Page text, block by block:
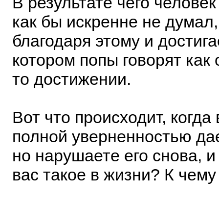
как бы искренне не
благодаря этому и
котором попы говорят
то достижении.
Вот что происходит,
полной уверненностью
но нарушаете его снова,
вас такое в жизни? К